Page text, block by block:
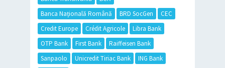
Banca Națională Română
BRD SocGen
CEC
Credit Europe
Crédit Agricole
Libra Bank
OTP Bank
First Bank
Raiffeisen Bank
Sanpaolo
Unicredit Tiriac Bank
ING Bank